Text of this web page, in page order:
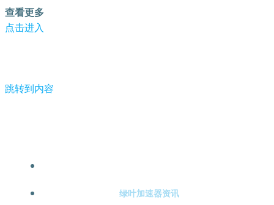
查看更多
点击进入
跳转到内容
绿叶加速器资讯